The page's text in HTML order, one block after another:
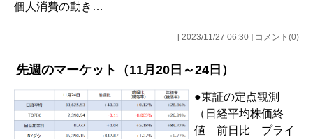
個人消費の動き…
[ 2023/11/27 06:30 ] コメント(0)
先週のマーケット（11月20日～24日）
●東証の定点観測
（日経平均株価終
値 前日比 プライ